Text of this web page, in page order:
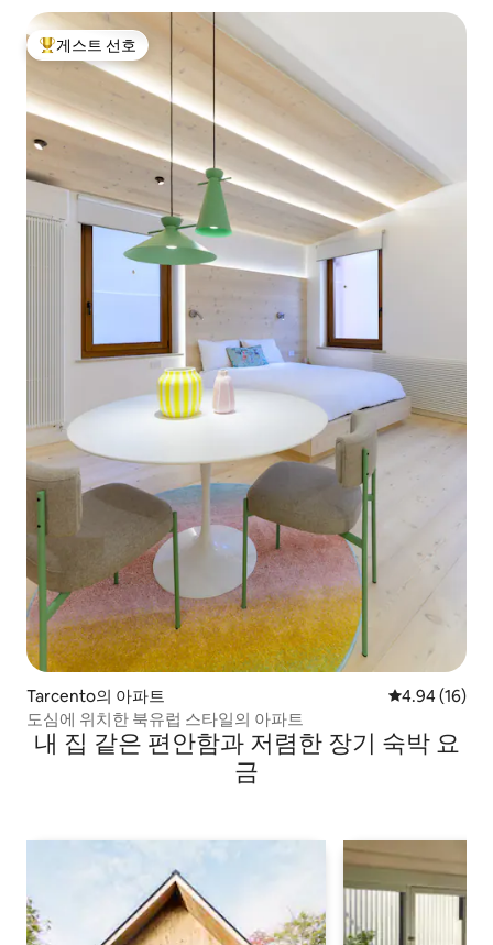
상위 게스트 선호
게스트 선호
Tarcento의 아파트 평점 4.94점(5
4.94 (16)
도심에 위치한 북유럽 스타일의 아파트
내 집 같은 편안함과 저렴한 장기 숙박 요
금